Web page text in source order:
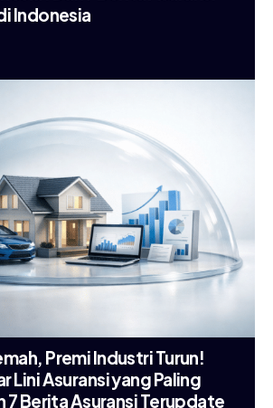
Indonesia
Premi Industri Turun!
Lini Asuransi yang Paling
7 Berita Asuransi Terupdate